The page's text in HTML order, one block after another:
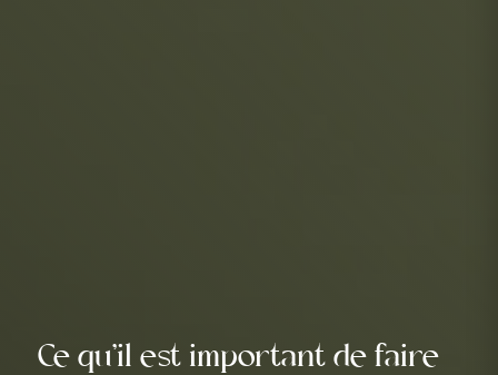
Ce qu’il est important de faire